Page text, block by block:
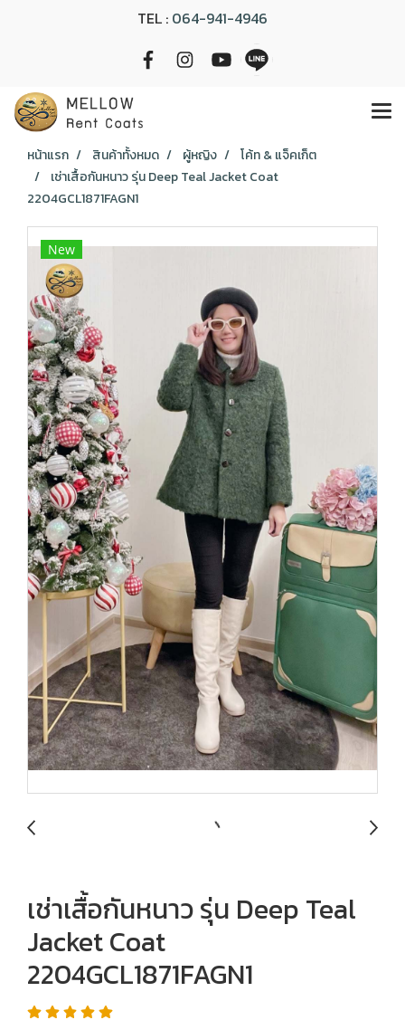
TEL : 064-941-4946
หน้าแรก สินค้าทั้งหมด ผู้หญิง
โค้ท & แจ็คเก็ต
เช่าเสื้อกันหนาว รุ่น Deep Teal Jacket Coat
2204GCL1871FAGN1
New
เช่าเสื้อกันหนาว รุ่น Deep Teal
Jacket Coat
2204GCL1871FAGN1